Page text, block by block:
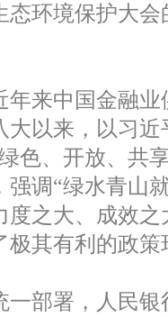
态环境保护大
年来中国金融
大以来，以习
色、开放、共
调“绿水青山
度之大、成效
极其有利的政策
一部署，人民